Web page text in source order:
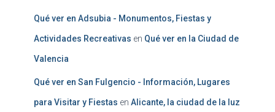
Qué ver en Adsubia - Monumentos, Fiestas y
Actividades Recreativas en Qué ver en la Ciudad de
Valencia
Qué ver en San Fulgencio - Información, Lugares
para Visitar y Fiestas en Alicante, la ciudad de la luz